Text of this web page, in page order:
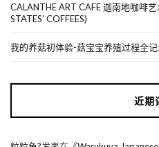
CALANTHE ART CAFE 迦南地咖啡
STATES’ COFFEES)
我的养菇初体验-菇宝宝养殖过程全记
近期